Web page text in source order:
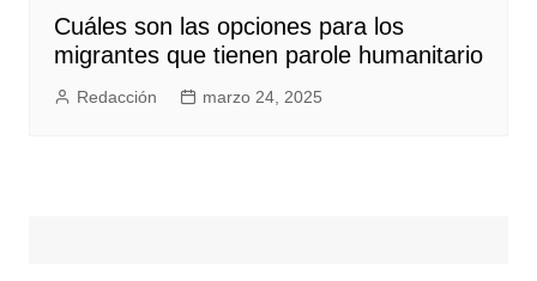
Cuáles son las opciones para los
migrantes que tienen parole humanitario
Redacción marzo 24, 2025